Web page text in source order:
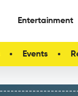
Entertainment
Events